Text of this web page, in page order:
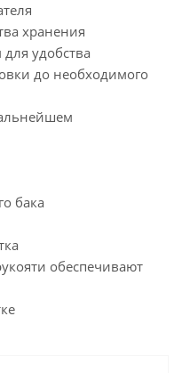
хранения
удобства
до необходимого
бака
обеспечивают